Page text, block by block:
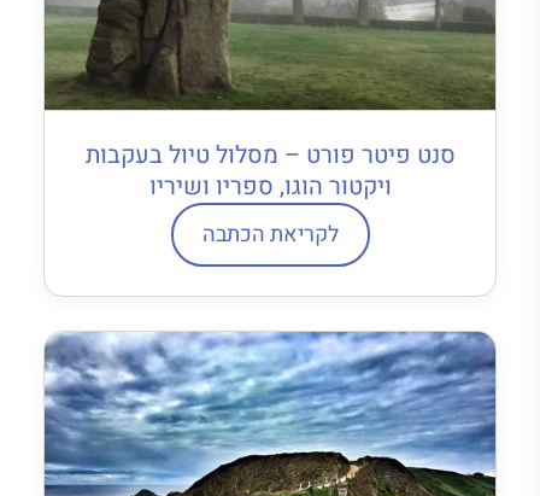
סנט פיטר פורט – מסלול טיול בעקבות
ויקטור הוגו, ספריו ושיריו
לקריאת הכתבה